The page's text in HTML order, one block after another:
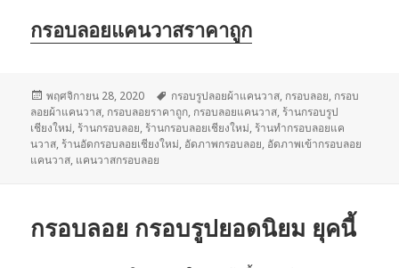
กรอบลอยแคนวาสราคาถูก
เขียน
เมื่อ
พฤศจิกายน 28, 2020
ป้าย
กำกับ
กรอบรูปลอยผ้าแคนวาส, กรอบลอย, กรอบ
ลอยผ้าแคนวาส, กรอบลอยราคาถูก, กรอบลอยแคนวาส, ร้านกรอบรูป
เชียงใหม่, ร้านกรอบลอย, ร้านกรอบลอยเชียงใหม่, ร้านทำกรอบลอยแค
นวาส, ร้านอัดกรอบลอยเชียงใหม่, อัดภาพกรอบลอย, อัดภาพเข้ากรอบลอย
แคนวาส, แคนวาสกรอบลอย
กรอบลอย กรอบรูปยอดนิยม ยุคนี้